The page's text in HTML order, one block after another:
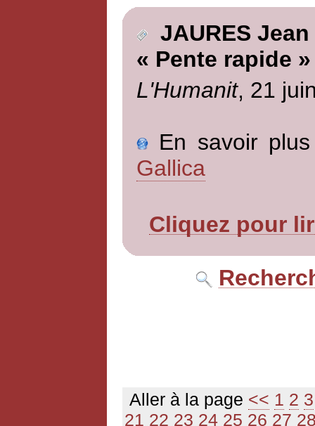
JAURES Jean
« Pente rapide »
L'Humanit, 21
En savoir
Gallica
Cliquez pour
Aller à la page << 1 2 3
21 22 23 24 25 26 27